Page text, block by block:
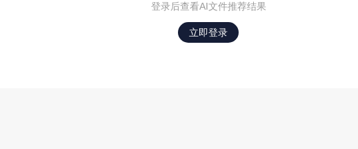
登录后查看AI文件推荐结果
立即登录